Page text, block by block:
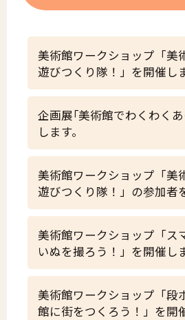
美術館ワークショップ「美
遊びつくり隊！」を開催し
企画展｢美術館でわくわく
します。
美術館ワークショップ「美
遊びつくり隊！」の参加者
美術館ワークショップ「ス
いぬを撮ろう！」を開催し
美術館ワークショップ「段
館に街をつくろう！」を開